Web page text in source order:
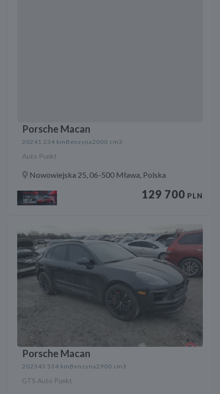
Porsche Macan
2024 1 234 km Benzyna2000 cm3
Auto Punkt
Nowowiejska 25, 06-500 Mława, Polska
129 700 PLN
Porsche Macan
2023 43 534 km Benzyna2900 cm3
GTS Auto Punkt